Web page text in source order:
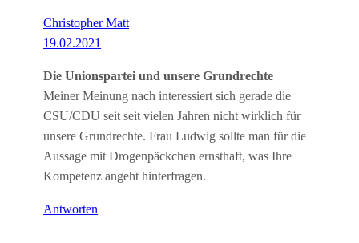
Christopher Matt
19.02.2021
Die Unionspartei und unsere Grundrechte
Meiner Meinung nach interessiert sich gerade die
CSU/CDU seit seit vielen Jahren nicht wirklich für
unsere Grundrechte. Frau Ludwig sollte man für die
Aussage mit Drogenpäckchen ernsthaft, was Ihre
Kompetenz angeht hinterfragen.
Antworten